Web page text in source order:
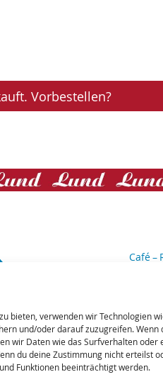
bieten, verwenden wir Technologien
und/oder darauf zuzugreifen. Wenn
wir Daten wie das Surfverhalten oder
du deine Zustimmung nicht erteilst
Funktionen beeinträchtigt werden.
Vorbestellen?
Café –
Laden:
Cafe-
Büro: